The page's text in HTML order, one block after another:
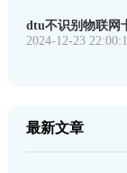
dtu不识别物联网
2024-12-23
最新文章